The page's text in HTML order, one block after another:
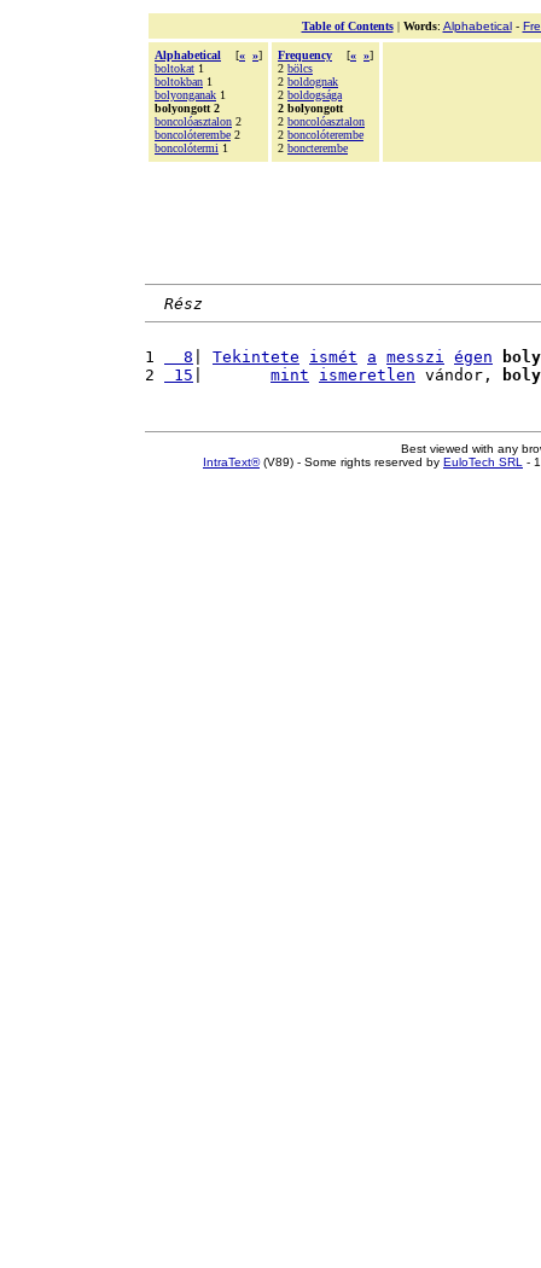
Table of Contents| Words: Alphabetical-
Alphabetical [« »]
boltokat 1
boltokban 1
bolyonganak 1
bolyongott 2
boncolóasztalon 2
boncolóterembe 2
boncolótermi 1
Frequency [« »]
2 bölcs
2 boldognak
2 boldogsága
2 bolyongott
2 boncolóasztalon
2 boncolóterembe
2 boncterembe
Rész
1
  8
Tekintete ismét a messzi égen
2
15 mint ismeretlen vándor,
Best viewed with any
IntraText®(V89) - Some rights reserved by EuloTech SRL -